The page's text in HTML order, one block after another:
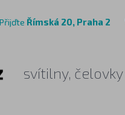
Přijďte Římská 20, Praha 2
svítilny,